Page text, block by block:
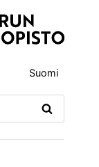
Suomi